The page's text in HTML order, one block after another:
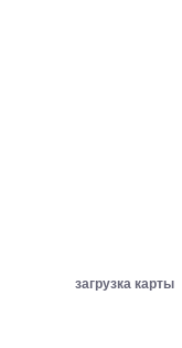
загрузка карты